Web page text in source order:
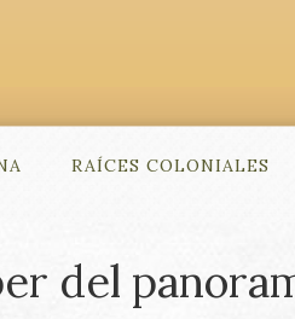
RAÍCES COLONIALES
del